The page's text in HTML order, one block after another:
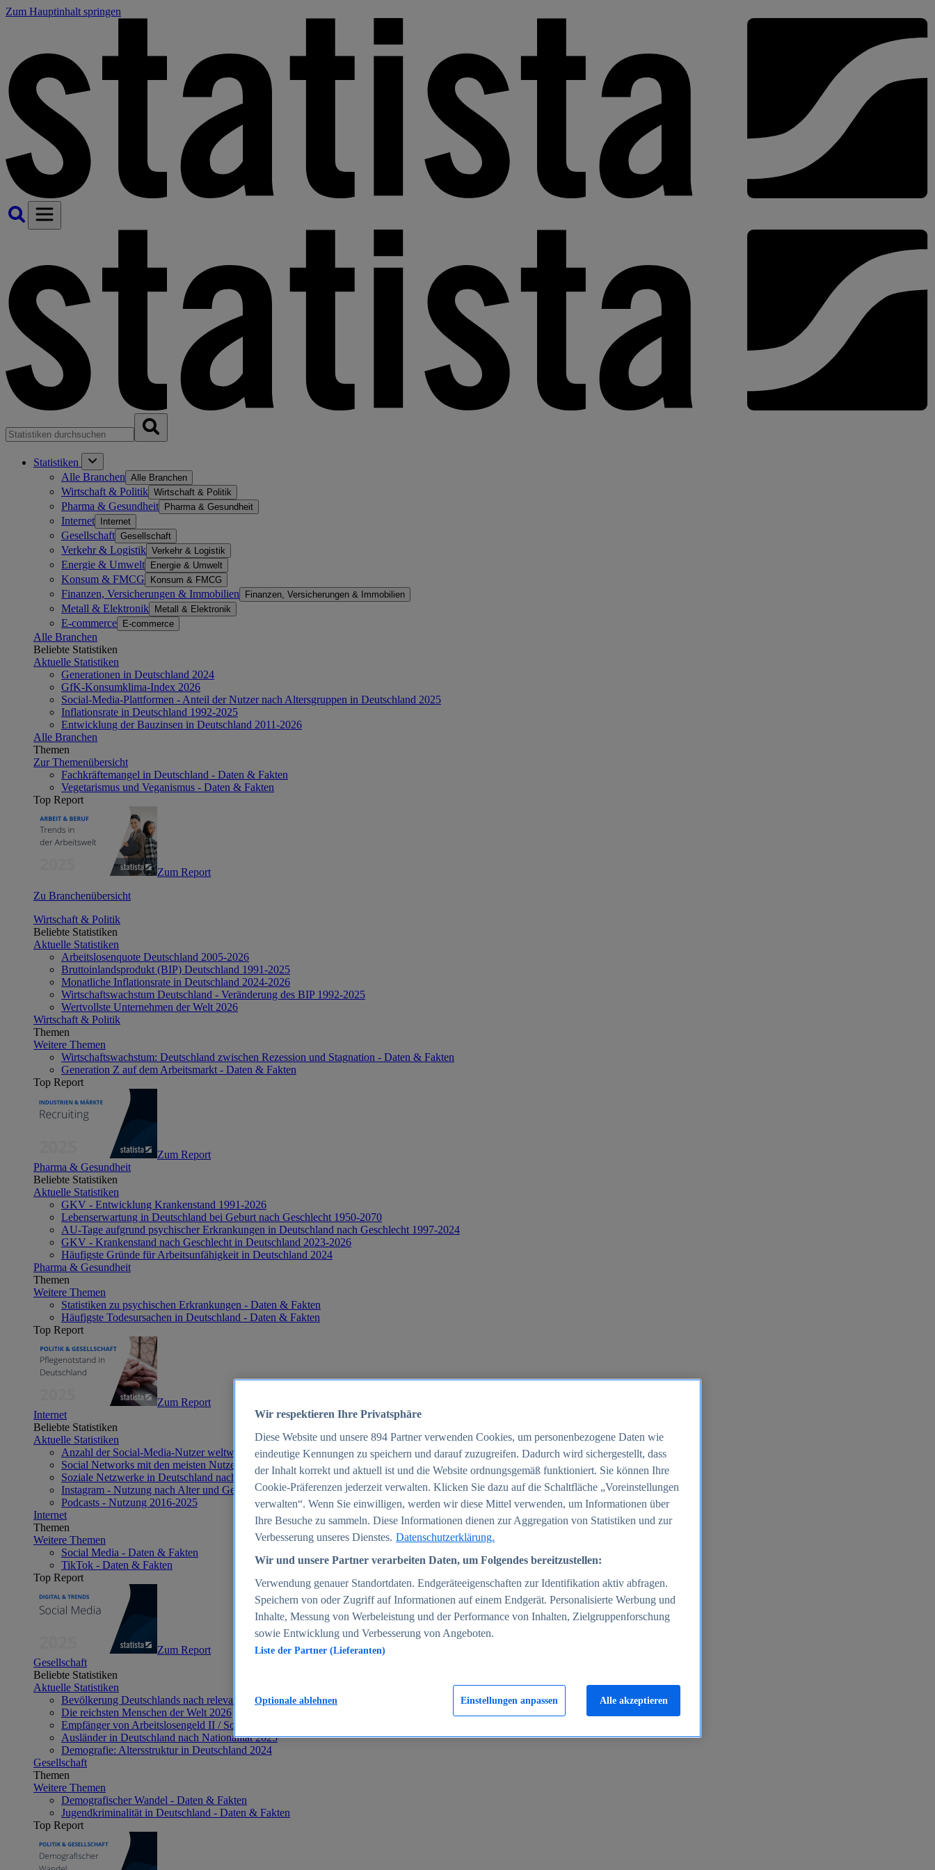
Zum Hauptinhalt springen
Statistiken
Alle Branchen Alle Branchen
Wirtschaft & Politik Wirtschaft & Politik
Pharma & Gesundheit Pharma & Gesundheit
Internet Internet
Gesellschaft Gesellschaft
Verkehr & Logistik Verkehr & Logistik
Energie & Umwelt Energie & Umwelt
Konsum & FMCG Konsum & FMCG
Finanzen, Versicherungen & Immobilien Finanzen, Versicherungen & Immobilien
Metall & Elektronik Metall & Elektronik
E-commerce E-commerce
Alle Branchen
Beliebte Statistiken
Aktuelle Statistiken
Generationen in Deutschland 2024
GfK-Konsumklima-Index 2026
Social-Media-Plattformen - Anteil der Nutzer nach Altersgruppen in Deutschland 2025
Inflationsrate in Deutschland 1992-2025
Entwicklung der Bauzinsen in Deutschland 2011-2026
Alle Branchen
Themen
Zur Themenübersicht
Fachkräftemangel in Deutschland - Daten & Fakten
Vegetarismus und Veganismus - Daten & Fakten
Top Report
Zum Report
Zu Branchenübersicht
Wirtschaft & Politik
Beliebte Statistiken
Aktuelle Statistiken
Arbeitslosenquote Deutschland 2005-2026
Bruttoinlandsprodukt (BIP) Deutschland 1991-2025
Monatliche Inflationsrate in Deutschland 2024-2026
Wirtschaftswachstum Deutschland - Veränderung des BIP 1992-2025
Wertvollste Unternehmen der Welt 2026
Wirtschaft & Politik
Themen
Weitere Themen
Wirtschaftswachstum: Deutschland zwischen Rezession und Stagnation - Daten & Fakten
Generation Z auf dem Arbeitsmarkt - Daten & Fakten
Top Report
Zum Report
Pharma & Gesundheit
Beliebte Statistiken
Aktuelle Statistiken
GKV - Entwicklung Krankenstand 1991-2026
Lebenserwartung in Deutschland bei Geburt nach Geschlecht 1950-2070
AU-Tage aufgrund psychischer Erkrankungen in Deutschland nach Geschlecht 1997-2024
GKV - Krankenstand nach Geschlecht in Deutschland 2023-2026
Häufigste Gründe für Arbeitsunfähigkeit in Deutschland 2024
Pharma & Gesundheit
Themen
Weitere Themen
Statistiken zu psychischen Erkrankungen - Daten & Fakten
Häufigste Todesursachen in Deutschland - Daten & Fakten
Top Report
Zum Report
Internet
Beliebte Statistiken
Aktuelle Statistiken
Anzahl der Social-Media-Nutzer weltweit 2012-2025
Social Networks mit den meisten Nutzern weltweit 2025
Soziale Netzwerke in Deutschland nach Generationen 2025
Instagram - Nutzung nach Alter und Geschlecht in Deutschland 2025
Podcasts - Nutzung 2016-2025
Internet
Themen
Weitere Themen
Social Media - Daten & Fakten
TikTok - Daten & Fakten
Top Report
Zum Report
Gesellschaft
Beliebte Statistiken
Aktuelle Statistiken
Bevölkerung Deutschlands nach relevanten Altersgruppen 2024
Die reichsten Menschen der Welt 2026
Empfänger von Arbeitslosengeld II / Sozialgeld / Bürgergeld in Deutschland 2005-2025
Ausländer in Deutschland nach Nationalität 2025
Demografie: Altersstruktur in Deutschland 2024
Gesellschaft
Themen
Weitere Themen
Demografischer Wandel - Daten & Fakten
Jugendkriminalität in Deutschland - Daten & Fakten
Top Report
Wir respektieren Ihre Privatsphäre
Diese Website und unsere 894 Partner verwenden Cookies, um personenbezogene Daten wie
eindeutige Kennungen zu speichern und darauf zuzugreifen. Dadurch wird sichergestellt, dass
der Inhalt korrekt und aktuell ist und die Website ordnungsgemäß funktioniert. Sie können Ihre
Cookie-Präferenzen jederzeit verwalten. Klicken Sie dazu auf die Schaltfläche „Voreinstellungen
verwalten“. Wenn Sie einwilligen, werden wir diese Mittel verwenden, um Informationen über
Ihre Besuche zu sammeln. Diese Informationen dienen zur Aggregation von Statistiken und zur
Verbesserung unseres Dienstes. Datenschutzerklärung.
Wir und unsere Partner verarbeiten Daten, um Folgendes bereitzustellen:
Verwendung genauer Standortdaten. Endgeräteeigenschaften zur Identifikation aktiv abfragen.
Speichern von oder Zugriff auf Informationen auf einem Endgerät. Personalisierte Werbung und
Inhalte, Messung von Werbeleistung und der Performance von Inhalten, Zielgruppenforschung
sowie Entwicklung und Verbesserung von Angeboten.
Liste der Partner (Lieferanten)
Einstellungen anpassen
Optionale ablehnen Alle akzeptieren